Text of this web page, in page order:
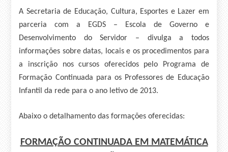
A Secretaria de Educação, Cultura, Esportes e Lazer em
parceria com a EGDS – Escola de Governo e
Desenvolvimento do Servidor – divulga a todos
informações sobre datas, locais e os procedimentos para
a inscrição nos cursos oferecidos pelo Programa de
Formação Continuada para os Professores de Educação
Infantil da rede para o ano letivo de 2013.
Abaixo o detalhamento das formações oferecidas:
FORMAÇÃO CONTINUADA EM MATEMÁTICA